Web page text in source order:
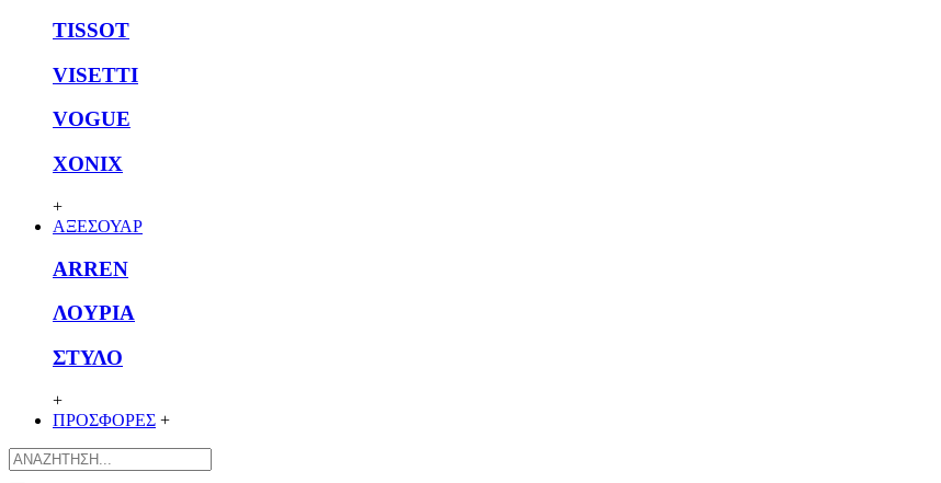
TISSOT
VISETTI
VOGUE
XONIX
+
ΑΞΕΣΟΥΑΡ
ARREN
ΛΟΥΡΙΑ
ΣΤΥΛΟ
+
ΠΡΟΣΦΟΡΕΣ +